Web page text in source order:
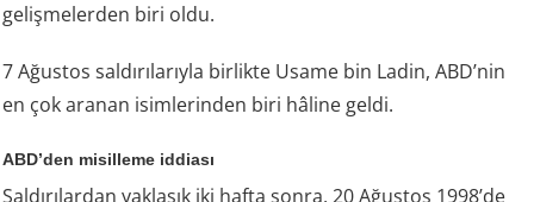
gelişmelerden biri oldu.
7 Ağustos saldırılarıyla birlikte Usame bin Ladin, ABD’nin
en çok aranan isimlerinden biri hâline geldi.
ABD’den misilleme iddiası
Saldırılardan yaklaşık iki hafta sonra, 20 Ağustos 1998’de